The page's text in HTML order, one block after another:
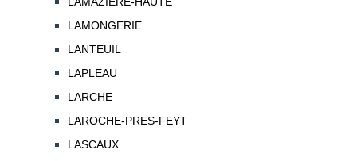
LAMONGERIE
LANTEUIL
LAPLEAU
LARCHE
LAROCHE-PRES-FEYT
LASCAUX